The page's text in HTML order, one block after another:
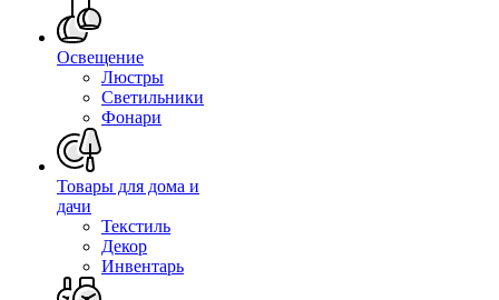
Освещение
Люстры
Светильники
Фонари
Товары для дома и
дачи
Текстиль
Декор
Инвентарь